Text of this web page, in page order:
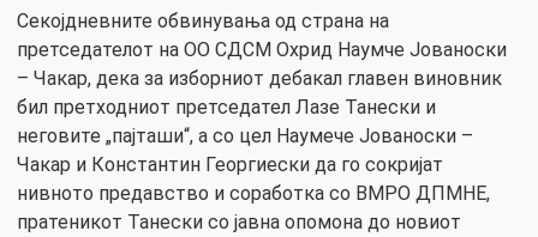
Секојдневните обвинувања од страна на
претседателот на ОО СДСМ Охрид Наумче Јованоски
– Чакар, дека за изборниот дебакал главен виновник
бил претходниот претседател Лазе Танески и
неговите „пајташи“, а со цел Наумече Јованоски –
Чакар и Константин Георгиески да го сокријат
нивното предавство и соработка со ВМРО ДПМНЕ,
пратеникот Танески со јавна опомона до новиот